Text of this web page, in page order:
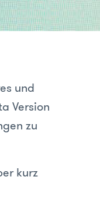
und
Version
zu
kurz